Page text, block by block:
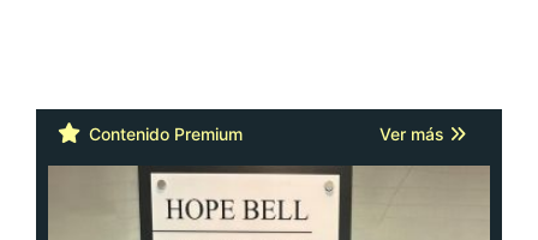
Contenido Premium Ver más